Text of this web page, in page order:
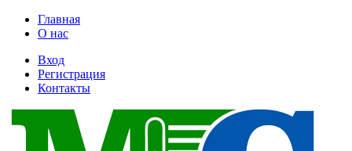
Главная
О нас
Вход
Регистрация
Контакты